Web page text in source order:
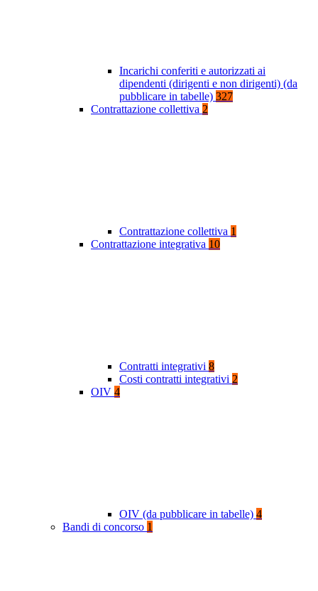
Incarichi conferiti e autorizzati ai
dipendenti (dirigenti e non dirigenti) (da
pubblicare in tabelle) 327
Contrattazione collettiva 2
Contrattazione collettiva 1
Contrattazione integrativa 10
Contratti integrativi 8
Costi contratti integrativi 2
OIV 4
OIV (da pubblicare in tabelle) 4
Bandi di concorso 1